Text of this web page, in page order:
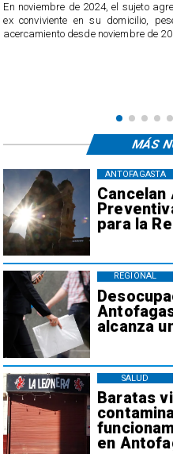
En noviembre de 2024, el sujeto
ex conviviente en su domicilio,
acercamiento desde noviembre de
Cancelan
para la
ANTOFAGASTA
alcanza
REGIONAL
Baratas
en
SALUD
MÁS